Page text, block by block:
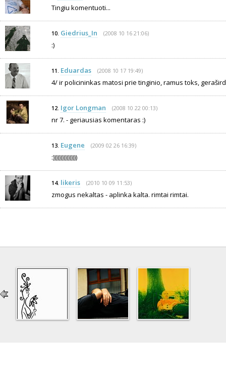
Tingiu komentuoti...
10. Giedrius_In (2008 10 16 21:06)
:)
11. Eduardas (2008 10 17 19:49)
4/ ir policininkas matosi prie tinginio, ramus toks,
12. Igor Longman (2008 10 22 00:13)
nr 7. - geriausias komentaras :)
13. Eugene (2009 02 26 16:39)
:))))))))))))))))
14. likeris (2010 10 09 11:53)
zmogus nekaltas - aplinka kalta. rimtai rimtai.